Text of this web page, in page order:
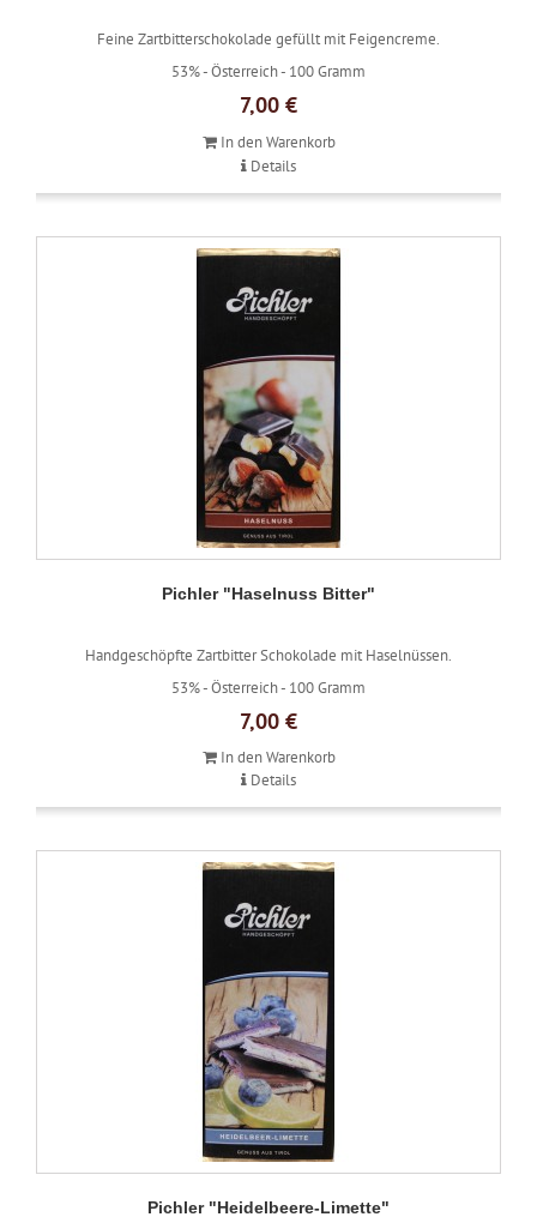
Feine Zartbitterschokolade gefüllt mit Feigencreme.
53% -Österreich - 100 Gramm
7,00 €
In den Warenkorb
Details
Pichler "Haselnuss Bitter"
Handgeschöpfte Zartbitter Schokolade mit Haselnüssen.
53% -Österreich - 100 Gramm
7,00 €
In den Warenkorb
Details
Pichler "Heidelbeere-Limette"